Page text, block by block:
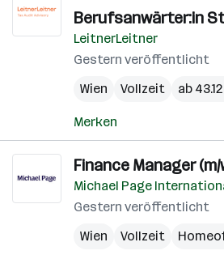
Berufsanwärter:in
LeitnerLeitner
Gestern veröffentlicht
Wien
Vollzeit ab
Merken
Finance Manager (m/
Michael Page
Gestern veröffentlicht
Wien
Vollzeit